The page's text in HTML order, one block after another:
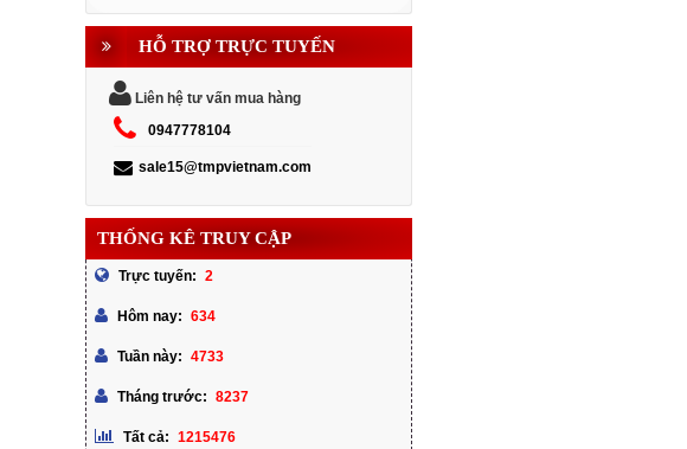
HỖ TRỢ TRỰC TUYẾN
Liên hệ tư vấn mua hàng
0947778104
sale15@tmpvietnam.com
THỐNG KÊ TRUY CẬP
Trực tuyến: 2
Hôm nay: 634
Tuần này: 4733
Tháng trước: 8237
Tất cả: 1215476